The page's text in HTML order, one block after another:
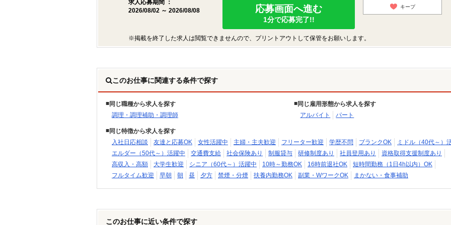
求人応募期間 ：
2026/08/02 ～ 2026/08/08
応募画面へ進む
1分で応募完了!!
キープ
※掲載を終了した求人は閲覧できませんので、プリントアウトして保管をお願いします。
このお仕事に関連する条件で探す
同じ職種から求人を探す
調理・調理補助・調理師
同じ雇用形態から求人を探す
アルバイト
パート
同じ特徴から求人を探す
入社日応相談
友達と応募OK 女性活躍中 主婦・主夫歓迎 フリーター歓迎 学歴不問 ブランクOK
ミドル（40代～）
エルダー（50代～）活躍中
交通費支給 社会保険あり 制服貸与 研修制度あり 社員登用あり
資格取得支援制度あり
高収入・高額
大学生歓迎 シニア（60代～）活躍中 10時～勤務OK 16時前退社OK
短時間勤務（1日4h以内）OK
フルタイム歓迎
早朝 朝 昼 夕方 禁煙・分煙 扶養内勤務OK 副業・WワークOK まかない・食事補助
このお仕事に近い条件で探す